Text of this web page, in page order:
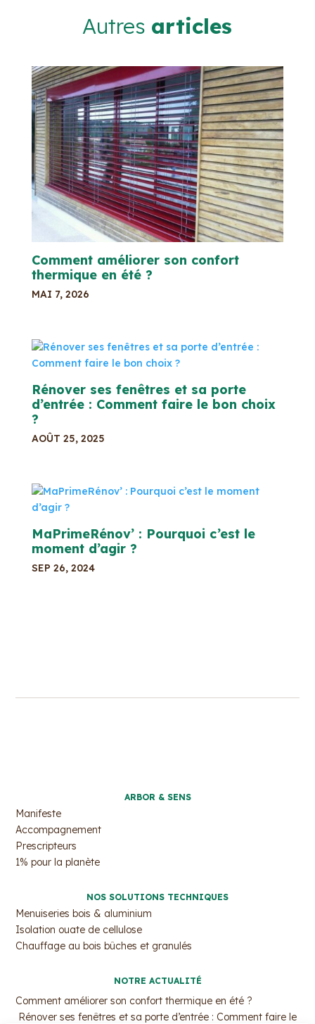
Autres articles
Comment améliorer son confort
thermique en été ?
MAI 7, 2026
Rénover ses fenêtres et sa porte
d’entrée : Comment faire le bon choix
?
AOÛT 25, 2025
MaPrimeRénov’ : Pourquoi c’est le
moment d’agir ?
SEP 26, 2024
ARBOR & SENS
Manifeste
Accompagnement
Prescripteurs
1% pour la planète
NOS SOLUTIONS TECHNIQUES
Menuiseries bois & aluminium
Isolation ouate de cellulose
Chauffage au bois bûches et granulés
NOTRE ACTUALITÉ
Comment améliorer son confort thermique en été ?
Rénover ses fenêtres et sa porte d’entrée : Comment faire le